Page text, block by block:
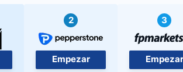
2
Empezar
3
Empezar